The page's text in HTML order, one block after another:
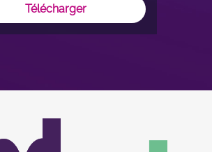
Télécharger